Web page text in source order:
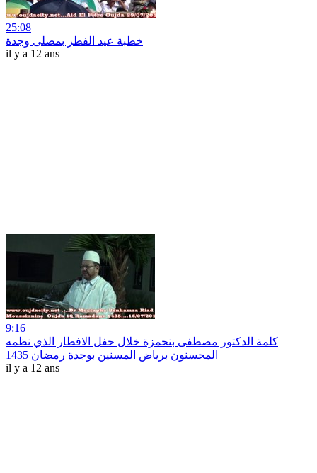
25:08
خطبة عيد الفطر بمصلى وجدة
il y a 12 ans
9:16
كلمة الدكتور مصطفى بنحمزة خلال حفل الافطار الذي نظمه
المحسنون برياض المسنين بوجدة رمضان 1435
il y a 12 ans